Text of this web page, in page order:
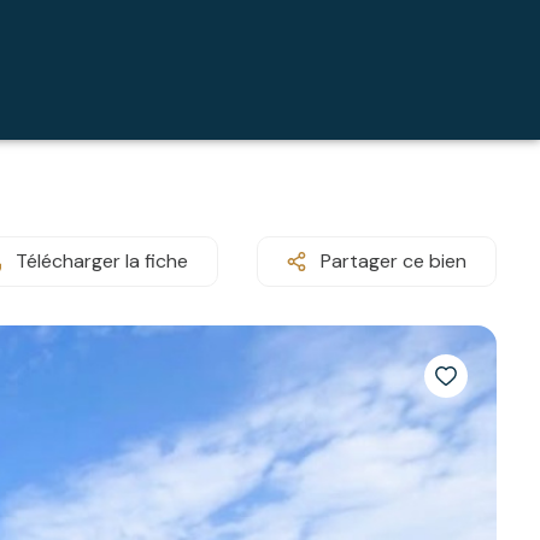
Télécharger la fiche Partager ce bien